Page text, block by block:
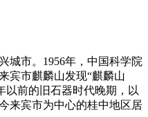
城市。1956年，中国科学院
宾市麒麟山发现“麒麟山
以前的旧石器时代晚期，以
来宾市为中心的桂中地区居